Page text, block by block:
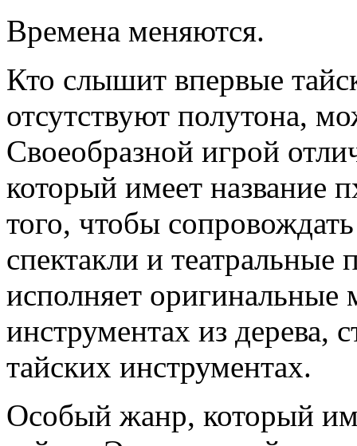
Времена меняются.
Кто слышит впервые
отсутствуют полутона,
Своеобразной игрой
который имеет название
того, чтобы
спектакли и театральные
исполняет
инструментах из дерева,
тайских инструментах.
Особый жанр, который